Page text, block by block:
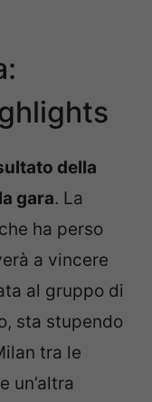
della
gara. La
ha perso
a vincere
al gruppo di
sta stupendo
tra le
un’altra